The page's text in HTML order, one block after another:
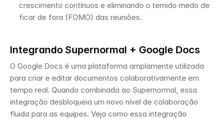
crescimento contínuos e eliminando o temido medo de
ficar de fora (FOMO) das reuniões.
Integrando Supernormal + Google Docs
O Google Docs é uma plataforma amplamente utilizada
para criar e editar documentos colaborativamente em
tempo real. Quando combinada ao Supernormal, essa
integração desbloqueia um novo nível de colaboração
fluida para as equipes. Veja como essa integração